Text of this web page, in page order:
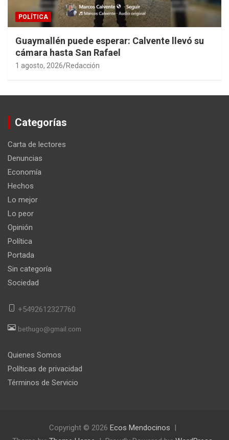
POLÍTICA
Guaymallén puede esperar: Calvente llevó su
cámara hasta San Rafael
1 agosto, 2026 Redacción
Categorías
Carta de lectores
Denuncias
Economía
Hechos
Lo mejor
Lo peor
Opinión
Política
Portada
Sin categoría
Sociedad
+5492612327760
bethugo@gmail.com
Quienes Somos
Políticas de privacidad
Términos de Servicio
Copyright © 2026 Ecos Mendocinos